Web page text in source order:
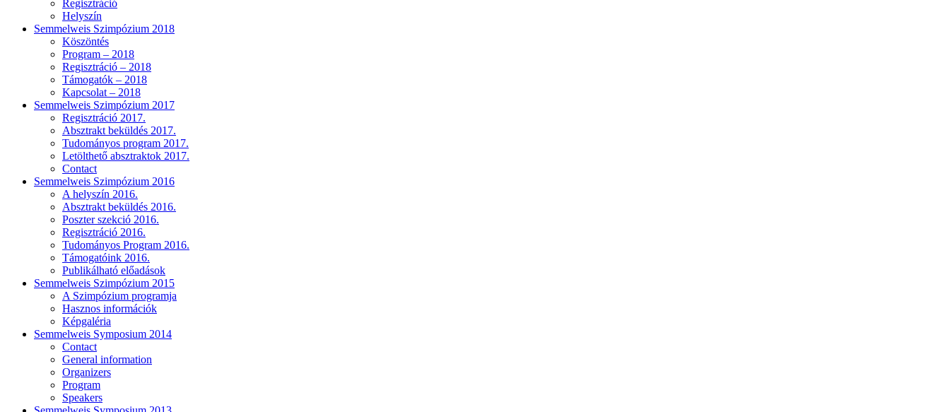
Regisztráció
Helyszín
Semmelweis Szimpózium 2018
Köszöntés
Program – 2018
Regisztráció – 2018
Támogatók – 2018
Kapcsolat – 2018
Semmelweis Szimpózium 2017
Regisztráció 2017.
Absztrakt beküldés 2017.
Tudományos program 2017.
Letölthető absztraktok 2017.
Contact
Semmelweis Szimpózium 2016
A helyszín 2016.
Absztrakt beküldés 2016.
Poszter szekció 2016.
Regisztráció 2016.
Tudományos Program 2016.
Támogatóink 2016.
Publikálható előadások
Semmelweis Szimpózium 2015
A Szimpózium programja
Hasznos információk
Képgaléria
Semmelweis Symposium 2014
Contact
General information
Organizers
Program
Speakers